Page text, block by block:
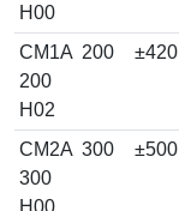
H00
CM1A
200
H02
200 ±420
CM2A
300
300 ±500